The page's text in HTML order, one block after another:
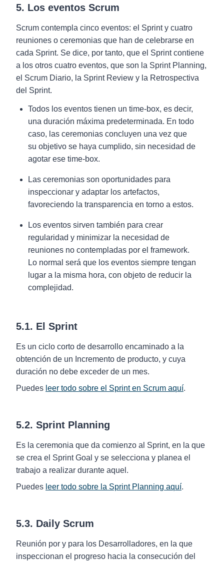
5. Los eventos Scrum
Scrum contempla cinco eventos: el Sprint y cuatro
reuniones o ceremonias que han de celebrarse en
cada Sprint. Se dice, por tanto, que el Sprint contiene
a los otros cuatro eventos, que son la Sprint Planning,
el Scrum Diario, la Sprint Review y la Retrospectiva
del Sprint.
Todos los eventos tienen un time-box, es decir,
una duración máxima predeterminada. En todo
caso, las ceremonias concluyen una vez que
su objetivo se haya cumplido, sin necesidad de
agotar ese time-box.
Las ceremonias son oportunidades para
inspeccionar y adaptar los artefactos,
favoreciendo la transparencia en torno a estos.
Los eventos sirven también para crear
regularidad y minimizar la necesidad de
reuniones no contempladas por el framework.
Lo normal será que los eventos siempre tengan
lugar a la misma hora, con objeto de reducir la
complejidad.
5.1. El Sprint
Es un ciclo corto de desarrollo encaminado a la
obtención de un Incremento de producto, y cuya
duración no debe exceder de un mes.
Puedes leer todo sobre el Sprint en Scrum aquí.
5.2. Sprint Planning
Es la ceremonia que da comienzo al Sprint, en la que
se crea el Sprint Goal y se selecciona y planea el
trabajo a realizar durante aquel.
Puedes leer todo sobre la Sprint Planning aquí.
5.3. Daily Scrum
Reunión por y para los Desarrolladores, en la que
inspeccionan el progreso hacia la consecución del